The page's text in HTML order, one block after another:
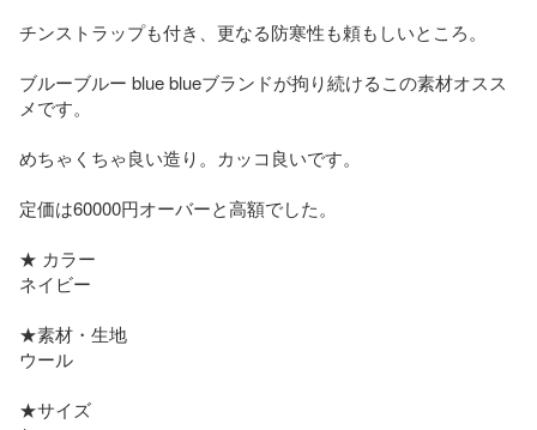
チンストラップも付き、更なる防寒性も頼もしいところ。
ブルーブルー blue blueブランドが拘り続けるこの素材オスス
メです。
めちゃくちゃ良い造り。カッコ良いです。
定価は60000円オーバーと高額でした。
★ カラー
ネイビー
★素材・生地
ウール
★サイズ